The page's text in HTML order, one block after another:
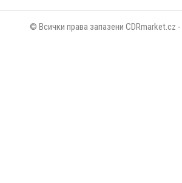
© Всички права запазени CDRmarket.cz -